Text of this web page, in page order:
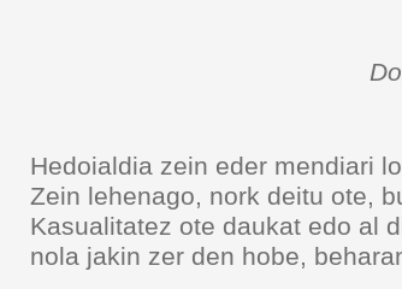
MENDIA
Hedoialdia zein eder mendiari
Zein lehenago, nork deitu ote,
Kasualitatez ote daukat edo al
nola jakin zer den hobe,